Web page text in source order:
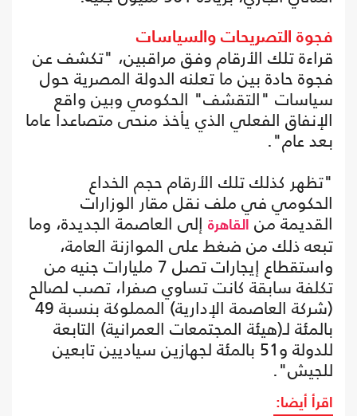
فجوة التصريحات والسياسات
قراءة تلك الأرقام وفق مراقبين، "تكشف عن
فجوة حادة بين ما تعلنه الدولة المصرية حول
سياسات "التقشف" الحكومي وبين واقع
الإنفاق الفعلي الذي يأخذ منحى متصاعدا عاما
بعد عام".
"تظهر كذلك تلك الأرقام حجم الخداع
الحكومي في ملف نقل مقار الوزارات
القديمة من القاهرة إلى العاصمة الجديدة، وما
تبعه ذلك من ضغط على الموازنة العامة،
واستقطاع إيجارات تصل 7 مليارات جنيه من
تكلفة سابقة كانت تساوي صفرا، تصب لصالح
(شركة العاصمة الإدارية) المملوكة بنسبة 49
بالمئة لـ(هيئة المجتمعات العمرانية) التابعة
للدولة و51 بالمئة لجهازين سياديين تابعين
للجيش".
اقرأ أيضا: